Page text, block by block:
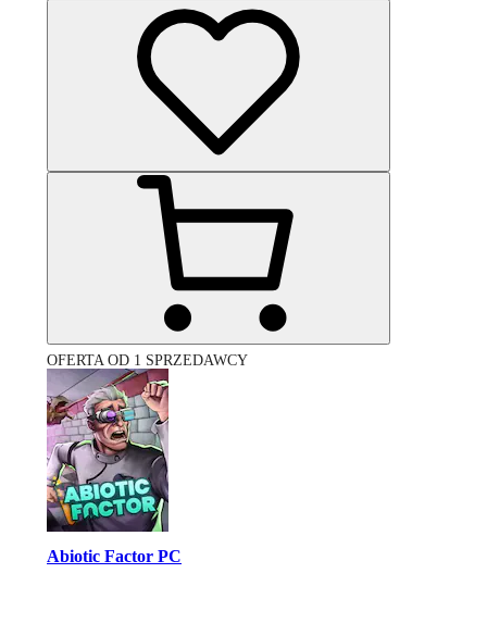
OFERTA OD 1 SPRZEDAWCY
Abiotic Factor PC